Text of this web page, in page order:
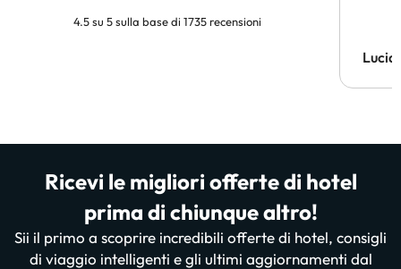
4.5 su 5 sulla base di 1735 recensioni
Lucia
Ricevi le migliori offerte di hotel
prima di chiunque altro!
Sii il primo a scoprire incredibili offerte di hotel, consigli
di viaggio intelligenti e gli ultimi aggiornamenti dal